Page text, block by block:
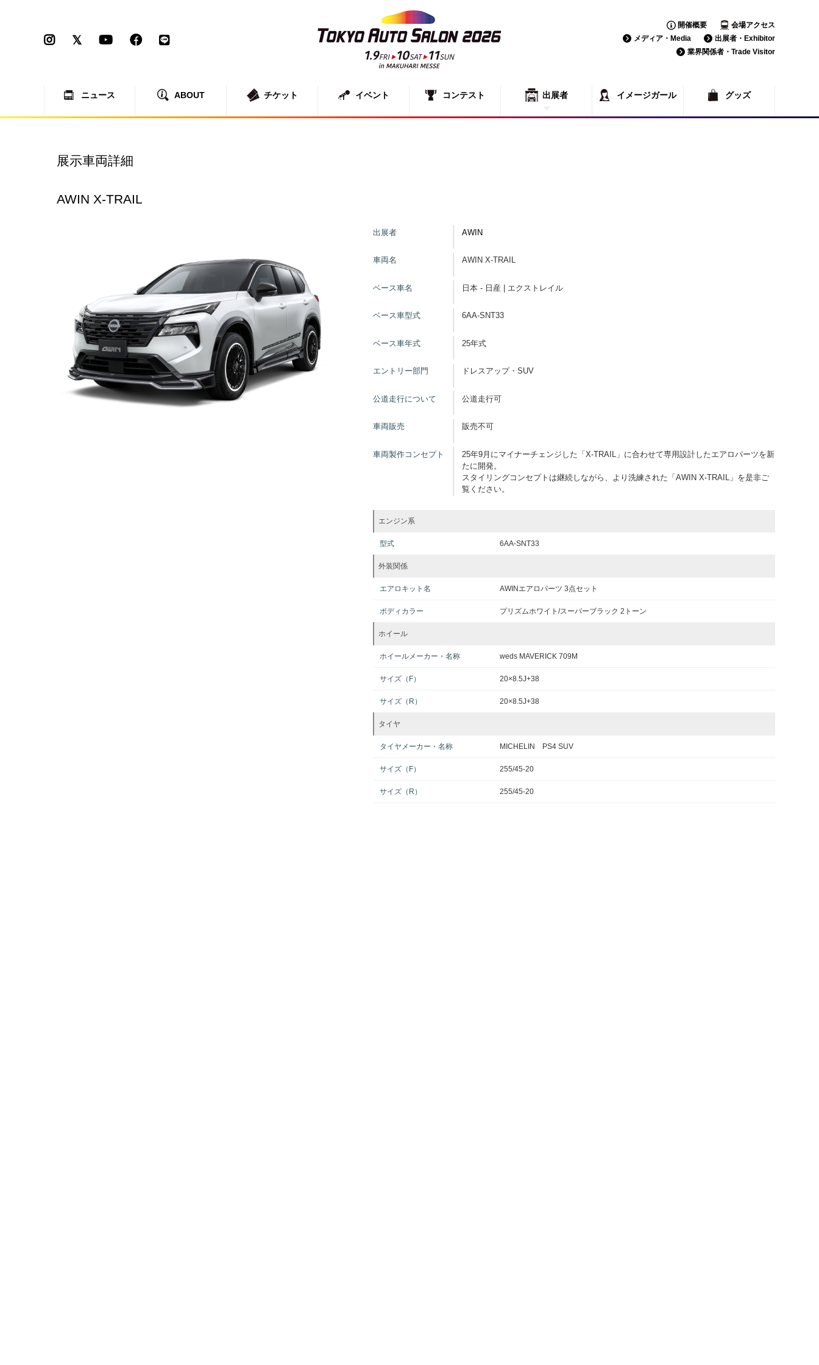
開催概要
会場アクセス
メディア・Media
出展者・Exhibitor
業界関係者・Trade Visitor
ニュース ABOUT チケット イベント コンテスト 出展者
出展者一覧
展示車両一覧
イメージガール グッズ
展示車両詳細
AWIN X-TRAIL
出展者 AWIN
車両名 AWIN X-TRAIL
ベース車名 日本 - 日産 | エクストレイル
ベース車型式 6AA-SNT33
ベース車年式 25年式
エントリー部門 ドレスアップ・SUV
公道走行について 公道走行可
車両販売 販売不可
車両製作コンセプト
25年9月にマイナーチェンジした「X-TRAIL」に合わせて専用設計したエアロパーツを新
たに開発。
スタイリングコンセプトは継続しながら、より洗練された「AWIN X-TRAIL」を是非ご
覧ください。
エンジン系
型式 6AA-SNT33
外装関係
エアロキット名 AWINエアロパーツ 3点セット
ボディカラー プリズムホワイト/スーパーブラック 2トーン
ホイール
ホイールメーカー・名称 weds MAVERICK 709M
サイズ（F） 20×8.5J+38
サイズ（R） 20×8.5J+38
タイヤ
タイヤメーカー・名称 MICHELIN PS4 SUV
サイズ（F） 255/45-20
サイズ（R） 255/45-20